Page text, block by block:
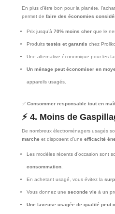
En plus d’être bon pour la planète,
permet de faire des économies
Prix jusqu’à 70% moins cherque le
Produits testés et garantis chez
Une alternative économique pour les
Un ménage peut économiser en
appareils usagés.
✅ Consommer responsable tout en
⚡ 4. Moins de
De nombreux électroménagers usagés
marche et disposent d’une efficacité
Les modèles récents d’occasion sont
consommation.
En achetant usagé, vous évitez la
Vous donnez une seconde vie à un
Une laveuse usagée de qualité peut